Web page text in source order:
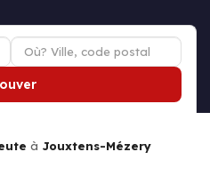
à Jouxtens-Mézery